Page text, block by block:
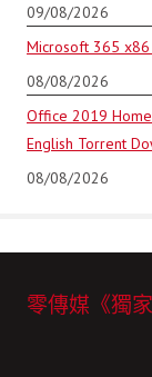
09/08/2026
Microsoft 365
08/08/2026
Office 2019
English Torrent
08/08/2026
零傳媒《獨家